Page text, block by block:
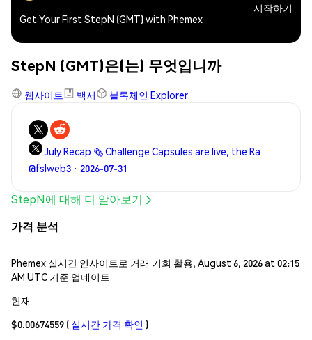
Get Your First StepN (GMT) with Phemex
시작하기
StepN (GMT)은(는) 무엇입니까
웹사이트 백서 블록체인 Explorer
July Recap 🗞️ Challenge Capsules are live, the Ra
@fslweb3 · 2026-07-31
StepN에 대해 더 알아보기
가격 분석
Phemex 실시간 인사이트로 거래 기회 활용, August 6, 2026 at 02:15
AM UTC 기준 업데이트
현재
$0.00674559 ( 실시간 가격 확인 )